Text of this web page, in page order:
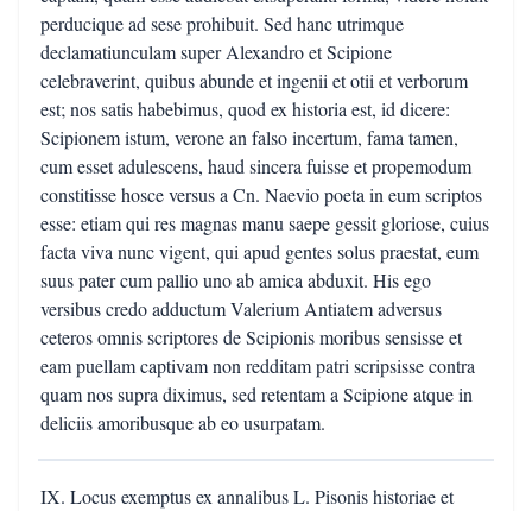
perducique ad sese prohibuit. Sed hanc utrimque
declamatiunculam super Alexandro et Scipione
celebraverint, quibus abunde et ingenii et otii et verborum
est; nos satis habebimus, quod ex historia est, id dicere:
Scipionem istum, verone an falso incertum, fama tamen,
cum esset adulescens, haud sincera fuisse et propemodum
constitisse hosce versus a Cn. Naevio poeta in eum scriptos
esse: etiam qui res magnas manu saepe gessit gloriose, cuius
facta viva nunc vigent, qui apud gentes solus praestat, eum
suus pater cum pallio uno ab amica abduxit. His ego
versibus credo adductum Valerium Antiatem adversus
ceteros omnis scriptores de Scipionis moribus sensisse et
eam puellam captivam non redditam patri scripsisse contra
quam nos supra diximus, sed retentam a Scipione atque in
deliciis amoribusque ab eo usurpatam.
IX. Locus exemptus ex annalibus L. Pisonis historiae et